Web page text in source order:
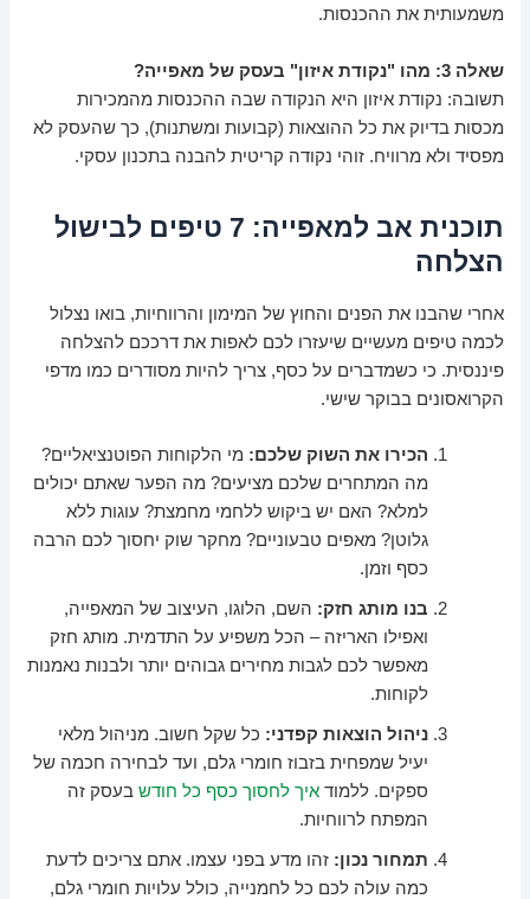
משמעותית את ההכנסות.
שאלה 3: מהו "נקודת איזון" בעסק של מאפייה?
תשובה: נקודת איזון היא הנקודה שבה ההכנסות מהמכירות
מכסות בדיוק את כל ההוצאות (קבועות ומשתנות), כך שהעסק לא
מפסיד ולא מרוויח. זוהי נקודה קריטית להבנה בתכנון עסקי.
תוכנית אב למאפייה: 7 טיפים לבישול
הצלחה
אחרי שהבנו את הפנים והחוץ של המימון והרווחיות, בואו נצלול
לכמה טיפים מעשיים שיעזרו לכם לאפות את דרככם להצלחה
פיננסית. כי כשמדברים על כסף, צריך להיות מסודרים כמו מדפי
הקרואסונים בבוקר שישי.
הכירו את השוק שלכם: מי הלקוחות הפוטנציאליים?
מה המתחרים שלכם מציעים? מה הפער שאתם יכולים
למלא? האם יש ביקוש ללחמי מחמצת? עוגות ללא
גלוטן? מאפים טבעוניים? מחקר שוק יחסוך לכם הרבה
כסף וזמן.
בנו מותג חזק: השם, הלוגו, העיצוב של המאפייה,
ואפילו האריזה – הכל משפיע על התדמית. מותג חזק
מאפשר לכם לגבות מחירים גבוהים יותר ולבנות נאמנות
לקוחות.
ניהול הוצאות קפדני: כל שקל חשוב. מניהול מלאי
יעיל שמפחית בזבוז חומרי גלם, ועד לבחירה חכמה של
ספקים. ללמודאיך לחסוך כסף כל חודש בעסק זה
המפתח לרווחיות.
תמחור נכון: זהו מדע בפני עצמו. אתם צריכים לדעת
כמה עולה לכם כל לחמנייה, כולל עלויות חומרי גלם,